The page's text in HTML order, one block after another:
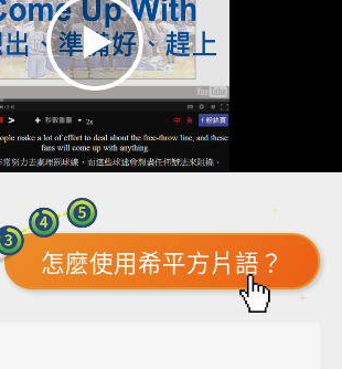
怎麼使用希平方片語？